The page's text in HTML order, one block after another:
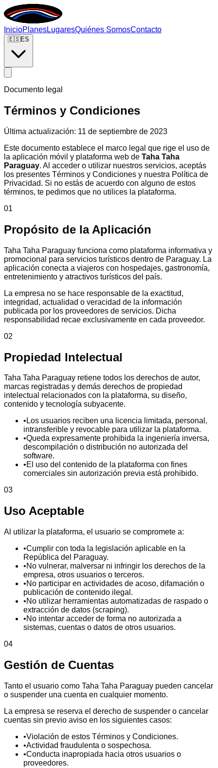
InicioPlanesLugaresQuiénes SomosContacto
🇪🇸ES
Documento legal
Términos y Condiciones
Última actualización: 11 de septiembre de 2023
Este documento establece el marco legal que rige el uso de
la aplicación móvil y plataforma web de Taha Taha
Paraguay. Al acceder o utilizar nuestros servicios, aceptás
los presentes Términos y Condiciones y nuestra Política de
Privacidad. Si no estás de acuerdo con alguno de estos
términos, te pedimos que no utilices la plataforma.
01
Propósito de la Aplicación
Taha Taha Paraguay funciona como plataforma informativa y
promocional para servicios turísticos dentro de Paraguay. La
aplicación conecta a viajeros con hospedajes, gastronomía,
entretenimiento y atractivos turísticos del país.
La empresa no se hace responsable de la exactitud,
integridad, actualidad o veracidad de la información
publicada por los proveedores de servicios. Dicha
responsabilidad recae exclusivamente en cada proveedor.
02
Propiedad Intelectual
Taha Taha Paraguay retiene todos los derechos de autor,
marcas registradas y demás derechos de propiedad
intelectual relacionados con la plataforma, su diseño,
contenido y tecnología subyacente.
•Los usuarios reciben una licencia limitada, personal,
intransferible y revocable para utilizar la plataforma.
•Queda expresamente prohibida la ingeniería inversa,
descompilación o distribución no autorizada del
software.
•El uso del contenido de la plataforma con fines
comerciales sin autorización previa está prohibido.
03
Uso Aceptable
Al utilizar la plataforma, el usuario se compromete a:
•Cumplir con toda la legislación aplicable en la
República del Paraguay.
•No vulnerar, malversar ni infringir los derechos de la
empresa, otros usuarios o terceros.
•No participar en actividades de acoso, difamación o
publicación de contenido ilegal.
•No utilizar herramientas automatizadas de raspado o
extracción de datos (scraping).
•No intentar acceder de forma no autorizada a
sistemas, cuentas o datos de otros usuarios.
04
Gestión de Cuentas
Tanto el usuario como Taha Taha Paraguay pueden cancelar
o suspender una cuenta en cualquier momento.
La empresa se reserva el derecho de suspender o cancelar
cuentas sin previo aviso en los siguientes casos:
•Violación de estos Términos y Condiciones.
•Actividad fraudulenta o sospechosa.
•Conducta inapropiada hacia otros usuarios o
proveedores.